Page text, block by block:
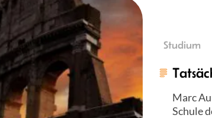
Studium
Marc
Schule